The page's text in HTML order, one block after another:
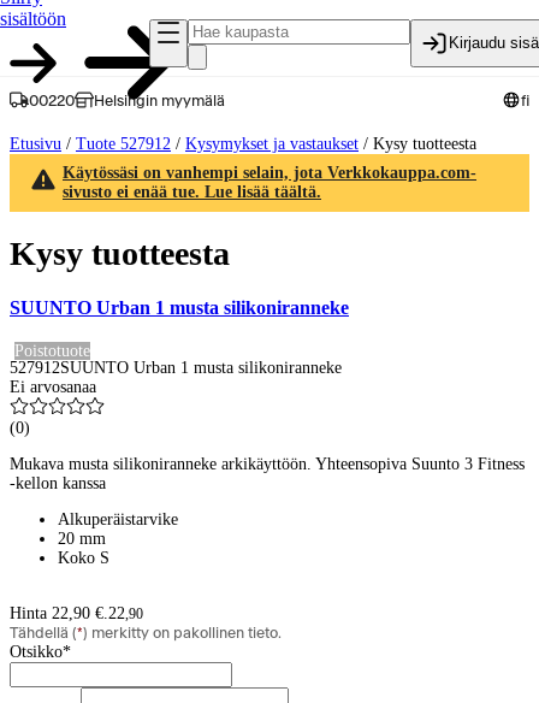
sisältöön
Kirjaudu
00220 Helsingin myymälä fi
Etusivu / Tuote 527912 / Kysymykset ja vastaukset / Kysy tuotteesta
Käytössäsi on vanhempi selain, jota Verkkokauppa.com-
sivusto ei enää tue. Lue lisää täältä.
Kysy tuotteesta
SUUNTO Urban 1 musta silikoniranneke
Poistotuote
527912SUUNTO Urban 1 musta silikoniranneke
Ei arvosanaa
(0)
Mukava musta silikoniranneke arkikäyttöön. Yhteensopiva Suunto 3 Fitness
-kellon kanssa
Alkuperäistarvike
20 mm
Koko S
Hinta 22,90 €. 22,90
Tähdellä (*) merkitty on pakollinen tieto.
Otsikko*